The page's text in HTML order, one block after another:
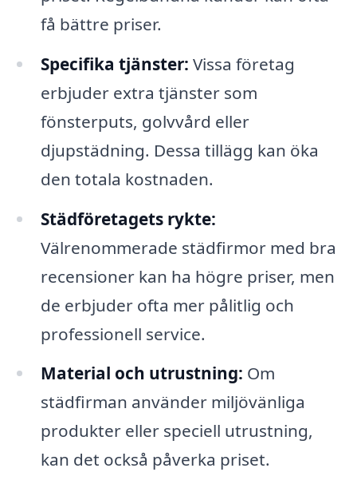
få bättre priser.
Specifika tjänster: Vissa företag
erbjuder extra tjänster som
fönsterputs, golvvård eller
djupstädning. Dessa tillägg kan öka
den totala kostnaden.
Städföretagets rykte:
Välrenommerade städfirmor med bra
recensioner kan ha högre priser, men
de erbjuder ofta mer pålitlig och
professionell service.
Material och utrustning: Om
städfirman använder miljövänliga
produkter eller speciell utrustning,
kan det också påverka priset.